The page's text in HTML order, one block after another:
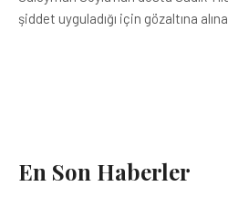
şiddet uyguladığı için gözaltına
En Son Haberler